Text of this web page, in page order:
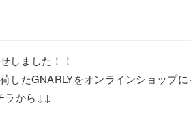
しました！！
したGNARLYをオンラインショップに
ラから↓↓